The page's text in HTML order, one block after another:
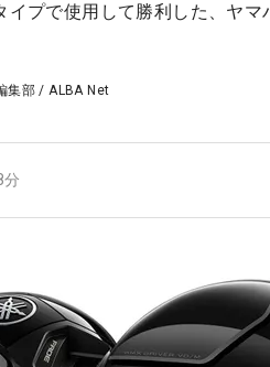
プで使用して勝利した、ヤマ
集部 /ALBA Net